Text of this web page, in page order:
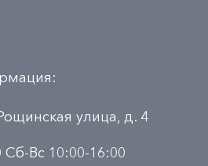
улица, д. 4
Вс 10:00-16:00